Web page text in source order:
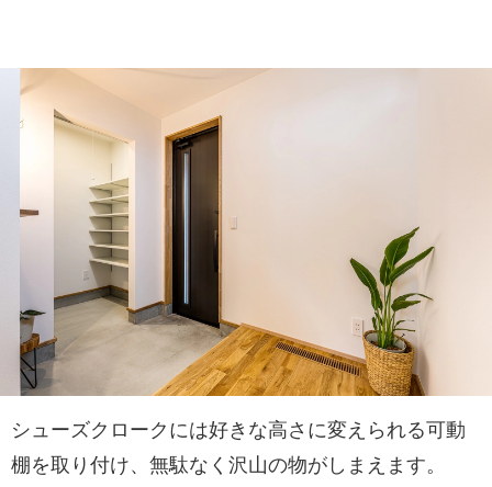
シューズクロークには好きな高さに変えられる可動
棚を取り付け、無駄なく沢山の物がしまえます。